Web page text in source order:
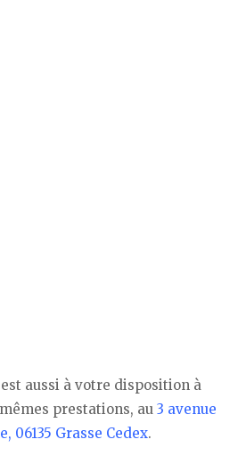
aussi à votre disposition à
prestations, au 3 avenue
06135 Grasse Cedex.